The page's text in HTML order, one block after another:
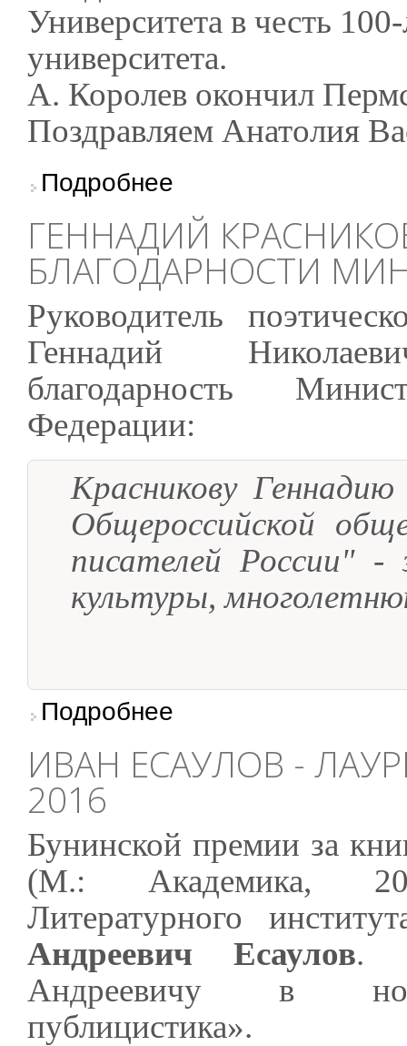
Университета в честь
университета.
А. Королев окончил
Поздравляем Анатолия
Подробнее
ГЕННАДИЙ
БЛАГОДАРНОСТИ
Руководитель
Геннадий
благодарность
Федерации:
Красникову
Общероссийской
писателей России" -
культуры,
Подробнее
ИВАН ЕСАУЛОВ -
2016
Бунинской премии за
(М.: Академика,
Литературного
Андреевич Есаулов.
Андреевичу в
публицистика».